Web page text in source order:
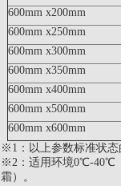
600mmx200mm
600mmx250mm
600mmx300mm
600mmx350mm
600mmx400mm
600mmx500mm
600mmx600mm
※1：以上参数标准状态
※2：适用环境0℃-40℃
霜）。